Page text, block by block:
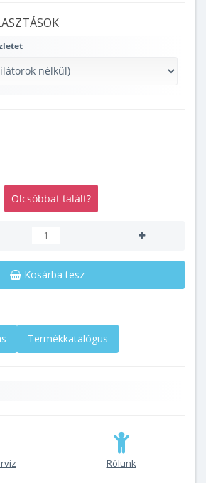
Olcsóbbat talált?
Kosárba tesz
Termékkatalógus
Rólunk